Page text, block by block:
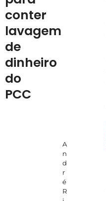
conter
lavagem
de
dinheiro
do
PCC
A
n
d
r
é
R